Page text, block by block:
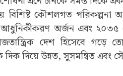
বিশিষ্ট কৌশলগত
আধুনিকীকরণ অর্জন এবং
দেশ হিসেবে গড়ে
দিক দিয়ে উন্নত, সুসমন্বিত এবং